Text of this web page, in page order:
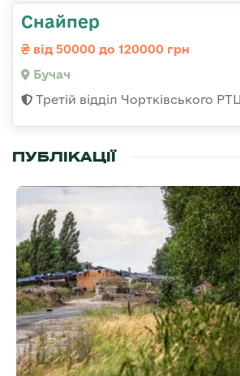
Снайпер
від 50000 до 120000 грн
Бучач
Третій відділ Чортківського
ПУБЛІКАЦІЇ